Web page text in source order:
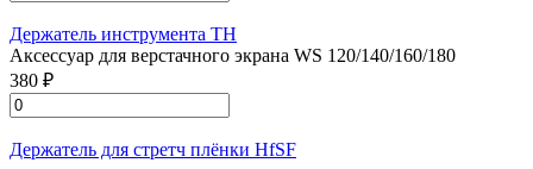
Держатель инструмента TH
Аксессуар для верстачного экрана WS 120/140/160/180
380 ₽
Держатель для стретч плёнки HfSF